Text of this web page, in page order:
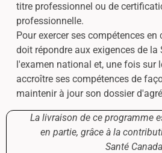
titre professionnel ou de
professionnelle.
Pour exercer ses compétences
doit répondre aux exigences de la
l'examen national et, une fois sur
accroître ses compétences de
maintenir à jour son dossier
La livraison de ce programme
en partie, grâce à la
Santé